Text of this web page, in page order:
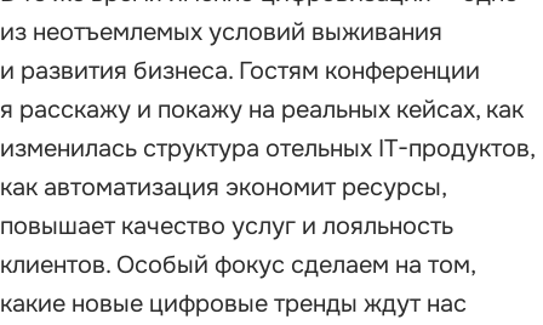
из неотъемлемых условий выживания
и развития бизнеса. Гостям конференции
я расскажу и покажу на реальных кейсах, как
изменилась структура отельных IT-продуктов,
как автоматизация экономит ресурсы,
повышает качество услуг и лояльность
клиентов. Особый фокус сделаем на том,
какие новые цифровые тренды ждут нас